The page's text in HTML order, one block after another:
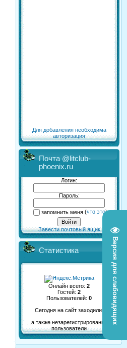
Версия для слабовидящих
Для добавления необходима
авторизация
Почта @litclub-
phoenix.ru
Логин:
Пароль:
запомнить меня(что это)
Завести почтовый ящик
Статистика
Онлайн всего: 2
Гостей: 2
Пользователей: 0
Сегодня на сайт заходили:
...а также незарегистрированные
пользователи